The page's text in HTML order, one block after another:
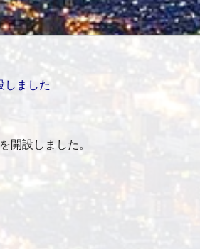
しました
開設しました。